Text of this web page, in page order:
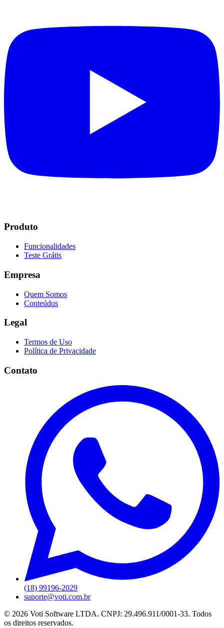
Produto
Funcionalidades
Teste Grátis
Empresa
Quem Somos
Conteúdos
Legal
Termos de Uso
Política de Privacidade
Contato
(18) 99196-2029
suporte@voti.com.br
© 2026 Voti Software LTDA. CNPJ: 29.496.911/0001-33. Todos
os direitos reservados.